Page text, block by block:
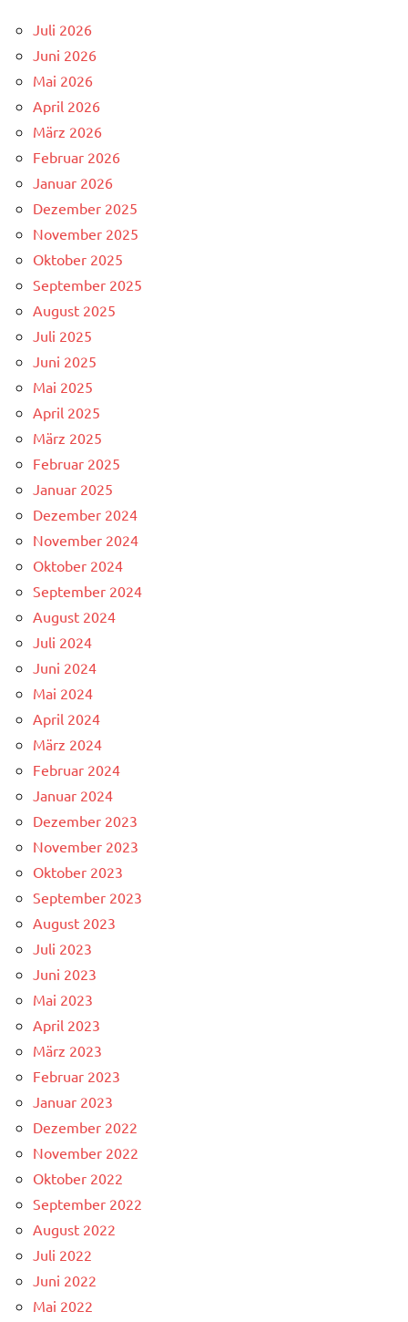
Juli 2026
Juni 2026
Mai 2026
April 2026
März 2026
Februar 2026
Januar 2026
Dezember 2025
November 2025
Oktober 2025
September 2025
August 2025
Juli 2025
Juni 2025
Mai 2025
April 2025
März 2025
Februar 2025
Januar 2025
Dezember 2024
November 2024
Oktober 2024
September 2024
August 2024
Juli 2024
Juni 2024
Mai 2024
April 2024
März 2024
Februar 2024
Januar 2024
Dezember 2023
November 2023
Oktober 2023
September 2023
August 2023
Juli 2023
Juni 2023
Mai 2023
April 2023
März 2023
Februar 2023
Januar 2023
Dezember 2022
November 2022
Oktober 2022
September 2022
August 2022
Juli 2022
Juni 2022
Mai 2022